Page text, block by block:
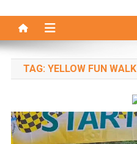
TAG: YELLOW FUN WALK